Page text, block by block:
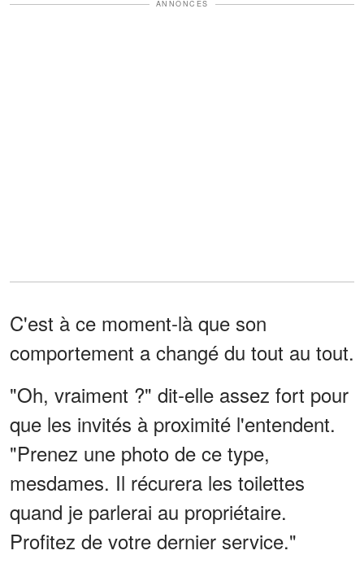
ANNONCES
C'est à ce moment-là que son
comportement a changé du tout au tout.
"Oh, vraiment ?" dit-elle assez fort pour
que les invités à proximité l'entendent.
"Prenez une photo de ce type,
mesdames. Il récurera les toilettes
quand je parlerai au propriétaire.
Profitez de votre dernier service."